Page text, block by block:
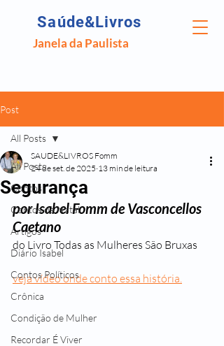
Saúde&Livros
Janela da Paulista
Post
All Posts
Contos
Contos de Natal
Artigos
Diário Isabel
Contos Políticos
Crônica
Condição de Mulher
Recordar É Viver
All Posts
Segurança
SAUDE&LIVROS Fomm
24 de set. de 2025 13 min de leitura
por Isabel Fomm de Vasconcellos
Caetano
do Livro Todas as Mulheres São Bruxas
veja vídeo onde conto essa história.